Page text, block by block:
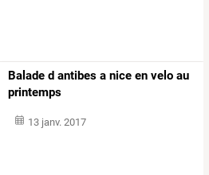
Balade d antibes a nice en velo au
printemps
13 janv. 2017